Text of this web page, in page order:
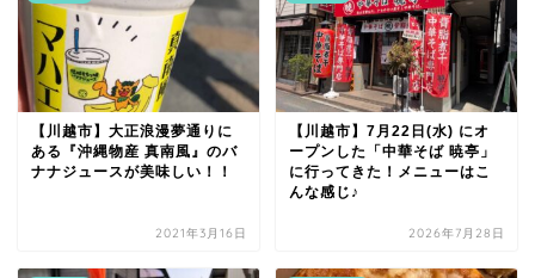
【川越市】大正浪漫夢通りに
ある『沖縄物産 真南風』のバ
ナナジュースが美味しい！！
2021年3月16日
【川越市】7月22日(水) にオ
ープンした「中華そば 暁亭」
に行ってきた！メニューはこ
んな感じ♪
2026年7月28日